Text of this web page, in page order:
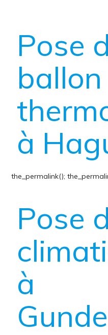
Pose
ballon
à
the_permalink();
Pose
à